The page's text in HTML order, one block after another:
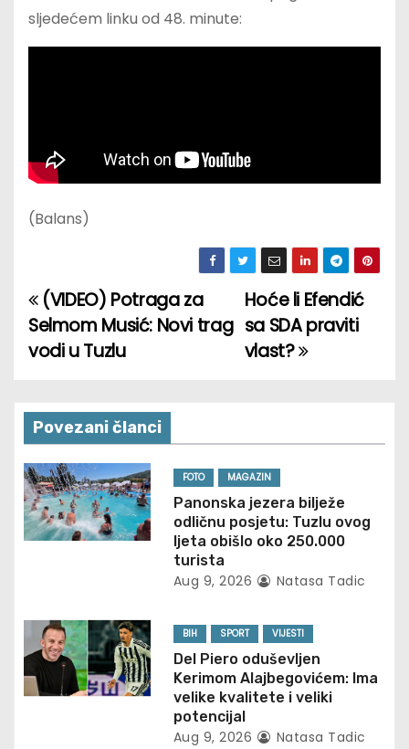
sljedećem linku od 48. minute:
(Balans)
P
o
t
n
a
v
g
a
t
Hoće li Efendić
sa SDA praviti
vlast?
(VIDEO) Potraga za
Selmom Musić: Novi trag
vodi u Tuzlu
Povezani članci
FOTO MAGAZIN
Panonska jezera bilježe
odličnu posjetu: Tuzlu ovog
ljeta obišlo oko 250.000
turista
Aug 9, 2026 Natasa Tadic
BIH SPORT VIJESTI
Del Piero oduševljen
Kerimom Alajbegovićem: Ima
velike kvalitete i veliki
potencijal
Aug 9, 2026 Natasa Tadic